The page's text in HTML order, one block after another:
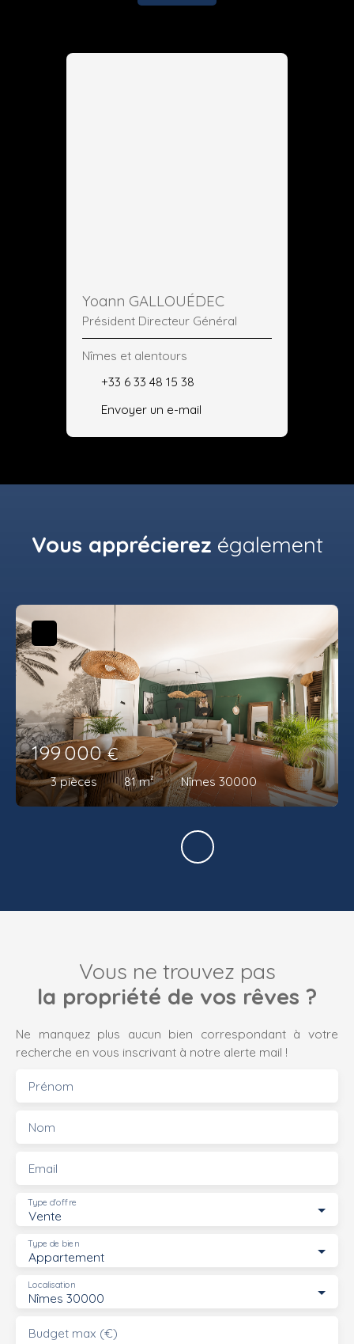
Yoann GALLOUÉDEC
Président Directeur Général
Nîmes et alentours
+33 6 33 48 15 38
Envoyer un e-mail
Vous apprécierez également
199 000€
3pièces 81m² Nîmes 30000
Vous ne trouvez pas
la propriété de vos rêves ?
Ne manquez plus aucun bien correspondant à votre
recherche en vous inscrivant à notre alerte mail !
Prénom
Nom
Email
Vente
Type d'offre
Appartement
Type de bien
Nîmes 30000
Localisation
Budget max (€)